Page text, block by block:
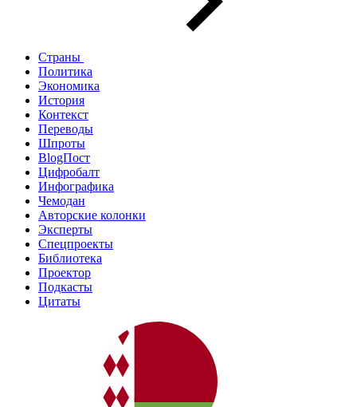
Страны
Политика
Экономика
История
Контекст
Переводы
Шпроты
BlogПост
Цифробалт
Инфографика
Чемодан
Авторские колонки
Эксперты
Спецпроекты
Библиотека
Проектор
Подкасты
Цитаты